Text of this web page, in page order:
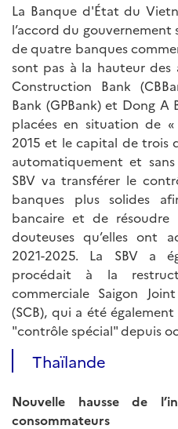
La Banque d'État du
l’accord du
de quatre banques
sont pas à la hauteur des
Construction Bank
Bank (GPBank) et Dong
placées en situation de
2015 et le capital de trois
automatiquement et
SBV va transférer le
banques plus solides
bancaire et de résoudre
douteuses qu’elles ont
2021-2025. La SBV a
procédait à la
commerciale Saigon
(SCB), qui a été
"contrôle spécial" depuis
Thaïlande
Nouvelle hausse de
consommateurs